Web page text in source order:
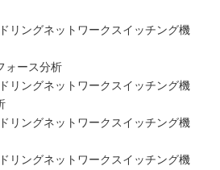
リングネットワークスイッチング機
ォース分析
リングネットワークスイッチング機
リングネットワークスイッチング機
リングネットワークスイッチング機